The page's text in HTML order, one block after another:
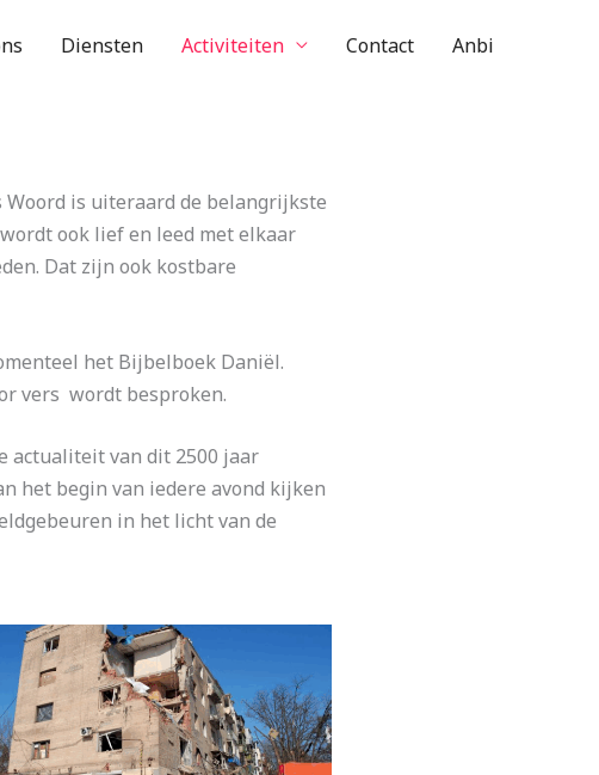
Diensten Activiteiten Contact Anbi
Woord is uiteraard de belangrijkste
ook lief en leed met elkaar
Dat zijn ook kostbare
het Bijbelboek Daniël.
vers wordt besproken.
actualiteit van dit 2500 jaar
het begin van iedere avond kijken
in het licht van de